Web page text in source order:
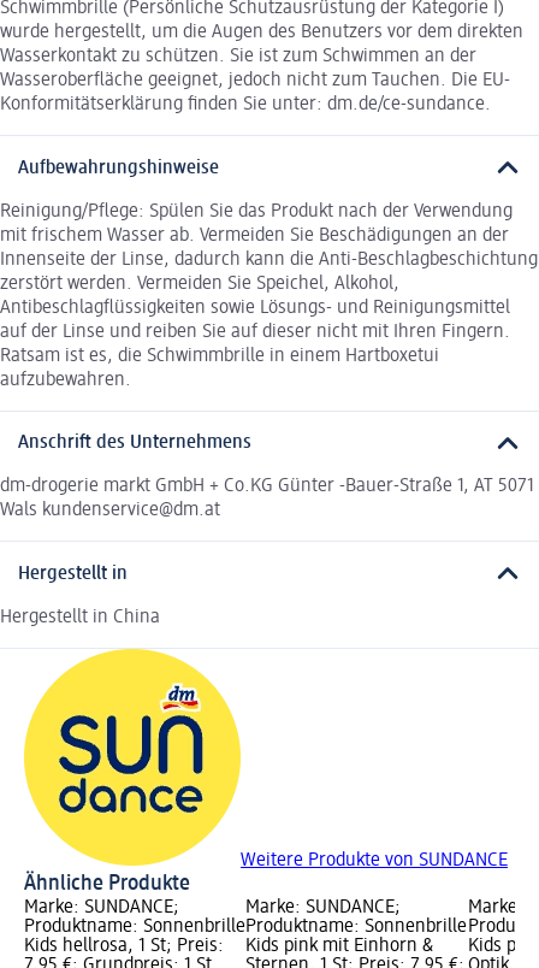
Schwimmbrille (Persönliche Schutzausrüstung der Kategorie I)
wurde hergestellt, um die Augen des Benutzers vor dem direkten
Wasserkontakt zu schützen. Sie ist zum Schwimmen an der
Wasseroberfläche geeignet, jedoch nicht zum Tauchen. Die EU-
Konformitätserklärung finden Sie unter: dm.de/ce-sundance.
Aufbewahrungshinweise
Reinigung/Pflege: Spülen Sie das Produkt nach der Verwendung
mit frischem Wasser ab. Vermeiden Sie Beschädigungen an der
Innenseite der Linse, dadurch kann die Anti-Beschlagbeschichtung
zerstört werden. Vermeiden Sie Speichel, Alkohol,
Antibeschlagflüssigkeiten sowie Lösungs- und Reinigungsmittel
auf der Linse und reiben Sie auf dieser nicht mit Ihren Fingern.
Ratsam ist es, die Schwimmbrille in einem Hartboxetui
aufzubewahren.
Anschrift des Unternehmens
dm-drogerie markt GmbH + Co.KG Günter -Bauer-Straße 1, AT 5071
Wals kundenservice@dm.at
Hergestellt in
Hergestellt in China
Weitere Produkte von SUNDANCE
Ähnliche Produkte
Marke: SUNDANCE;
Produktname: Sonnenbrille
Kids hellrosa, 1 St; Preis:
Marke: SUNDANCE;
Produktname: Sonnenbrille
Kids pink mit Einhorn &
Marke:
Kids